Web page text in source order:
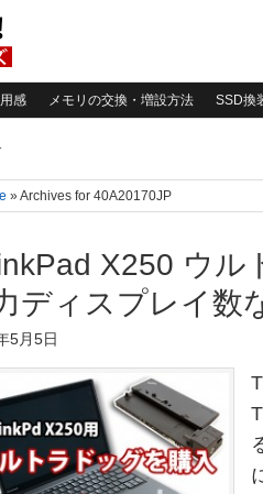
感 メモリの交換・増設方法 SSD換
» Archives for 40A20170JP
X250 ウル
ディスプレイ数
5月5日